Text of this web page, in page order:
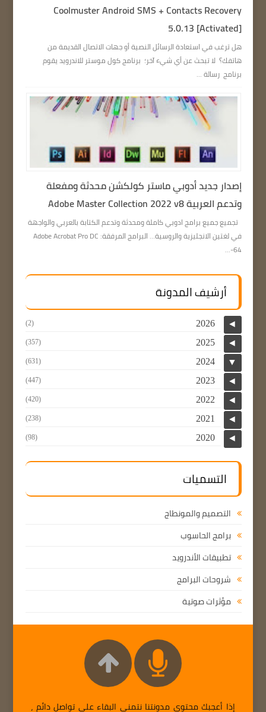
Coolmuster Android SMS + Contacts Recovery
5.0.13 [Activated]
هل ترغب في استعادة الرسائل النصية أو جهات الاتصال القديمة من
هاتفك؟ لا تبحث عن أي شيء آخر؛ برنامج كول موستر للاندرويد يقوم
برنامج رسالة ...
إصدار جديد أدوبي ماستر كولكشن محدثة ومفعلة
وتدعم العربية Adobe Master Collection 2022 v8
تجميع جميع برامج ادوبي كاملة ومحدثة وتدعم الكتابة بالعربي والواجهة
في لغتين الانجليزية والروسية… البرامج المرفقة: Adobe Acrobat Pro DC
64-...
أرشيف المدونة
◄
2026
(2)
◄
2025
(357)
▼
2024
(631)
◄
2023
(447)
◄
2022
(420)
◄
2021
(238)
◄
2020
(98)
التسميات
التصميم والمونطاج
برامج الحاسوب
تطبيقات الأندرويد
شروحات البرامج
مؤثرات صوتية
إذا أعجبك محتوى مدونتنا نتمنى البقاء على تواصل دائم ،